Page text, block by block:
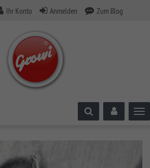
Ihr Konto Anmelden Zum Blog